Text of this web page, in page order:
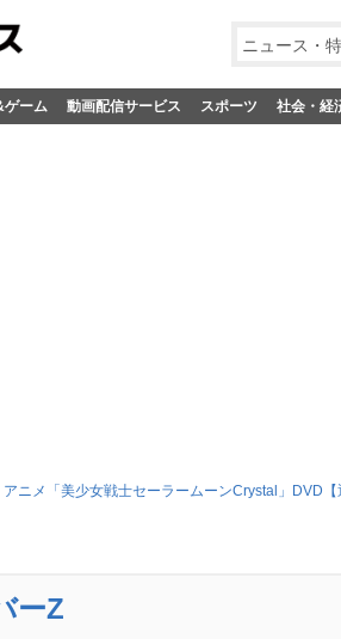
ニュース・
ゲーム 動画配信サービス スポーツ 社会・経
アニメ「美少女戦士セーラームーンCrystal」DVD【
ーZ